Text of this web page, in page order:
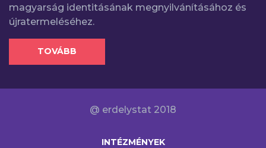
magyarság identitásának megnyilvánításához és
újratermeléséhez.
TOVÁBB
@ erdelystat 2018
INTÉZMÉNYEK